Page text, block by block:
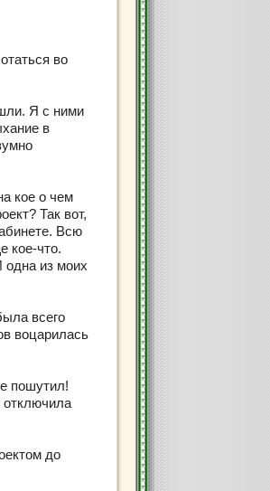
во
Я с ними
в
кое о чем
Так вот,
Всю
кое-что.
одна из моих
всего
воцарилась
пошутил!
отключила
до